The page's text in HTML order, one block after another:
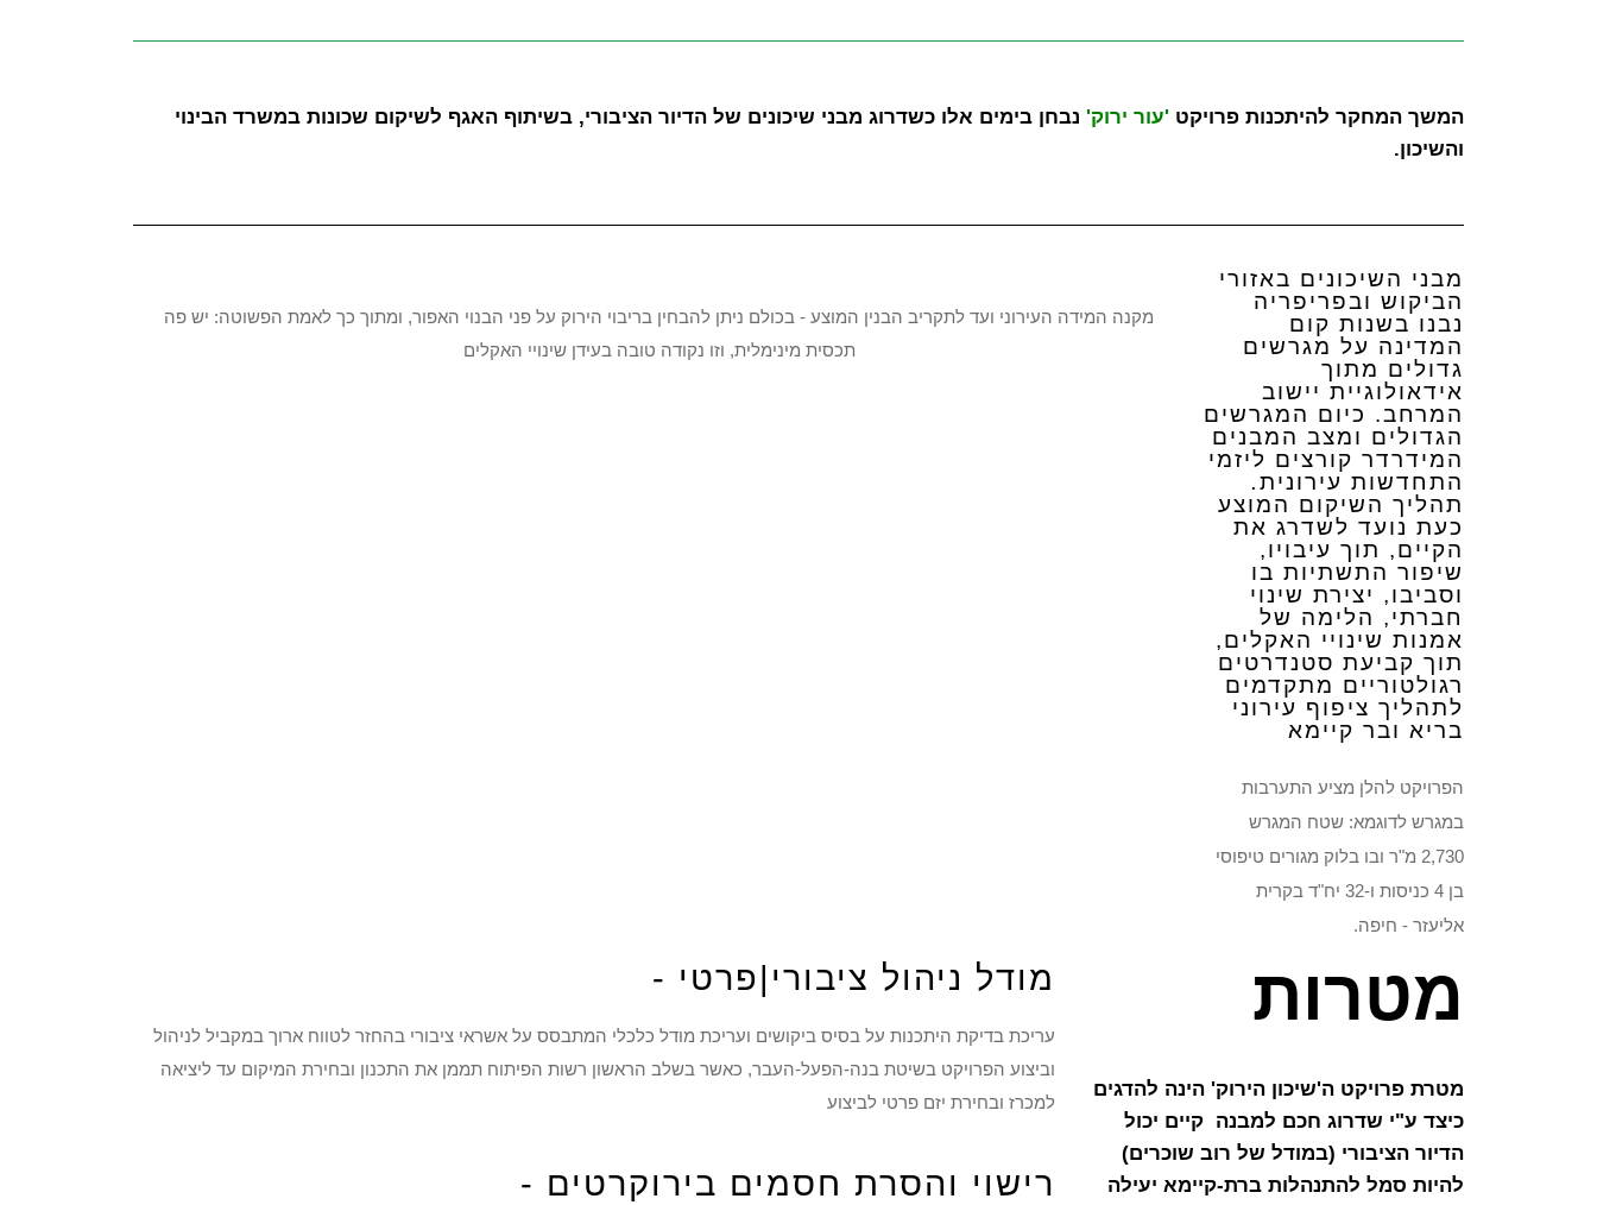
המשך המחקר להיתכנות פרויקט 'עור ירוק' נבחן בימים אלו כשדרוג מבני שיכונים של הדיור הציבורי, בשיתוף האגף לשיקום שכונות במשרד הבינוי
והשיכון.
מבני השיכונים באזורי
הביקוש ובפריפריה
נבנו בשנות קום
המדינה על מגרשים
גדולים מתוך
אידאולוגיית יישוב
המרחב. כיום המגרשים
הגדולים ומצב המבנים
המידרדר קורצים ליזמי
התחדשות עירונית.
תהליך השיקום המוצע
כעת נועד לשדרג את
הקיים, תוך עיבויו,
שיפור התשתיות בו
וסביבו, יצירת שינוי
חברתי, הלימה של
אמנות שינויי האקלים,
תוך קביעת סטנדרטים
רגולטוריים מתקדמים
לתהליך ציפוף עירוני
בריא ובר קיימא
הפרויקט להלן מציע התערבות
במגרש לדוגמא: שטח המגרש
2,730 מ"ר ובו בלוק מגורים טיפוסי
בן 4 כניסות ו-32 יח"ד בקרית
אליעזר - חיפה.
מקנה המידה העירוני ועד לתקריב הבנין המוצע - בכולם ניתן להבחין בריבוי הירוק על פני הבנוי האפור, ומתוך כך לאמת הפשוטה: יש פה
תכסית מינימלית, וזו נקודה טובה בעידן שינויי האקלים
מטרות
מטרת פרויקט ה'שיכון הירוק' הינה להדגים
כיצד ע"י שדרוג חכם למבנה קיים יכול
הדיור הציבורי (במודל של רוב שוכרים)
להיות סמל להתנהלות ברת-קיימא יעילה
מודל ניהול ציבורי|פרטי -
עריכת בדיקת היתכנות על בסיס ביקושים ועריכת מודל כלכלי המתבסס על אשראי ציבורי בהחזר לטווח ארוך במקביל לניהול
וביצוע הפרויקט בשיטת בנה-הפעל-העבר, כאשר בשלב הראשון רשות הפיתוח תממן את התכנון ובחירת המיקום עד ליציאה
למכרז ובחירת יזם פרטי לביצוע
רישוי והסרת חסמים בירוקרטים -